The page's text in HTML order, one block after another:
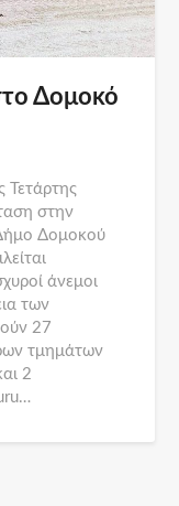
Δομοκό
Τετάρτης
στην
Δομοκού
άνεμοι
των
27
τμημάτων
2